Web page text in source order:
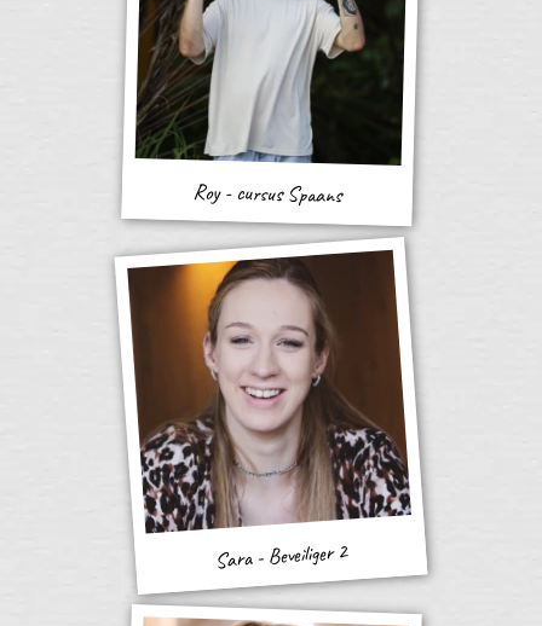
Roy - cursus Spaans
Sara - Beveiliger 2